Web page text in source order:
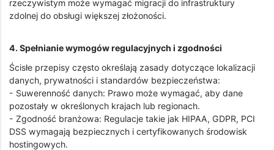
rzeczywistym może wymagać migracji do infrastruktury
zdolnej do obsługi większej złożoności.
4. Spełnianie wymogów regulacyjnych i zgodności
Ścisłe przepisy często określają zasady dotyczące lokalizacji
danych, prywatności i standardów bezpieczeństwa:
- Suwerenność danych: Prawo może wymagać, aby dane
pozostały w określonych krajach lub regionach.
- Zgodność branżowa: Regulacje takie jak HIPAA, GDPR, PCI
DSS wymagają bezpiecznych i certyfikowanych środowisk
hostingowych.